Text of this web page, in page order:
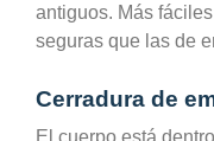
antiguos. Más
seguras que las de
Cerradura de
El cuerpo está